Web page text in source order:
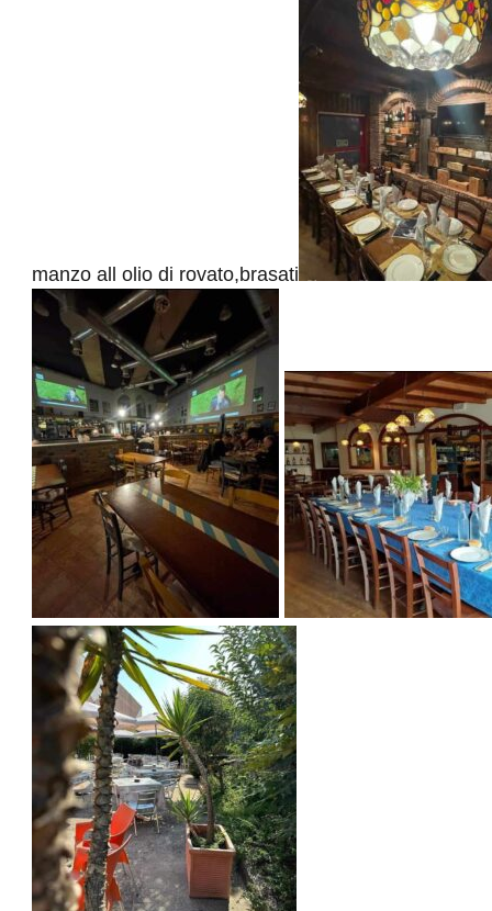
manzo all olio di rovato,brasati